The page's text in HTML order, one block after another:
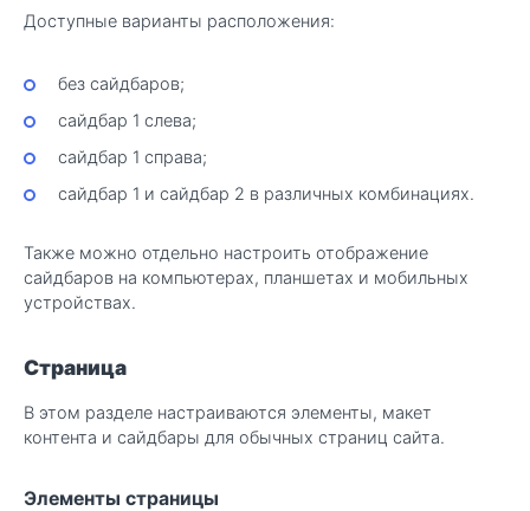
Доступные варианты расположения:
без сайдбаров;
сайдбар 1 слева;
сайдбар 1 справа;
сайдбар 1 и сайдбар 2 в различных комбинациях.
Также можно отдельно настроить отображение
сайдбаров на компьютерах, планшетах и мобильных
устройствах.
Страница
В этом разделе настраиваются элементы, макет
контента и сайдбары для обычных страниц сайта.
Элементы страницы